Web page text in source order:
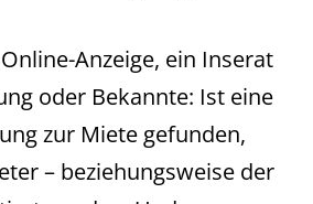
Anzeige, ein Inserat
oder Bekannte: Ist eine
zur Miete gefunden,
– beziehungsweise der